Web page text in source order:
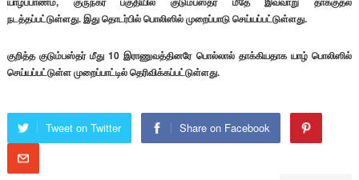
நடத்தப்பட்டுள்ளது. இது தொடர்பில் பொலிஸில் முறைப்பாடு செய்யப்பட்டுள்ளது.
குறித்த குடும்பஸ்தர் மீது 10 இராணுவத்தினரே பொல்லால் தாக்கியதாக யாழ் பொலிஸில்
செய்யப்பட்டுள்ள முறைப்பாட்டில் தெரிவிக்கப்பட்டுள்ளது.
Tweet on Twitter Share on Facebook